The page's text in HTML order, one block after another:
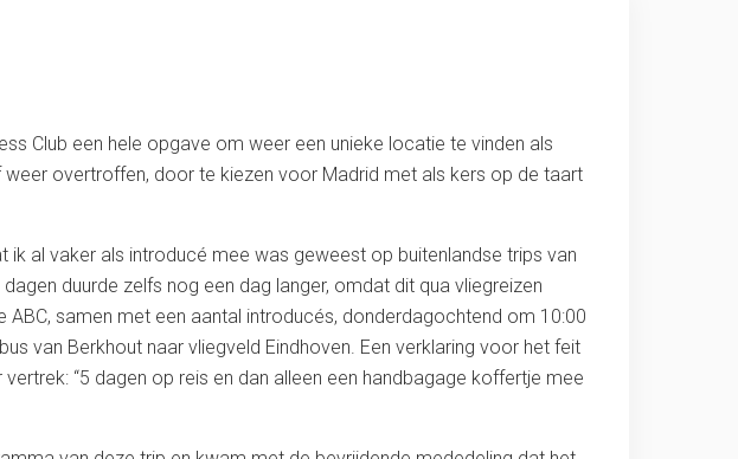
Club een hele opgave om weer een unieke locatie te vinden als
overtroffen, door te kiezen voor Madrid met als kers op de taart
al vaker als introducé mee was geweest op buitenlandse trips van
duurde zelfs nog een dag langer, omdat dit qua vliegreizen
samen met een aantal introducés, donderdagochtend om 10:00
van Berkhout naar vliegveld Eindhoven. Een verklaring voor het feit
“5 dagen op reis en dan alleen een handbagage koffertje mee